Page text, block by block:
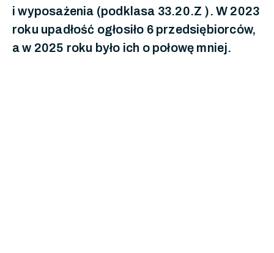
i wyposażenia (podklasa 33.20.Z ). W 2023
roku upadłość ogłosiło 6 przedsiębiorców,
a w 2025 roku było ich o połowę mniej.